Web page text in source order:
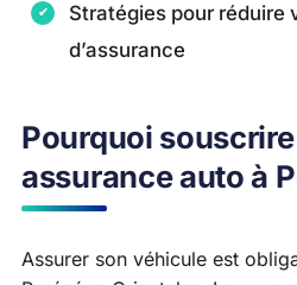
Stratégies pour réduire
d’assurance
Pourquoi
assurance auto à
Assurer son véhicule est